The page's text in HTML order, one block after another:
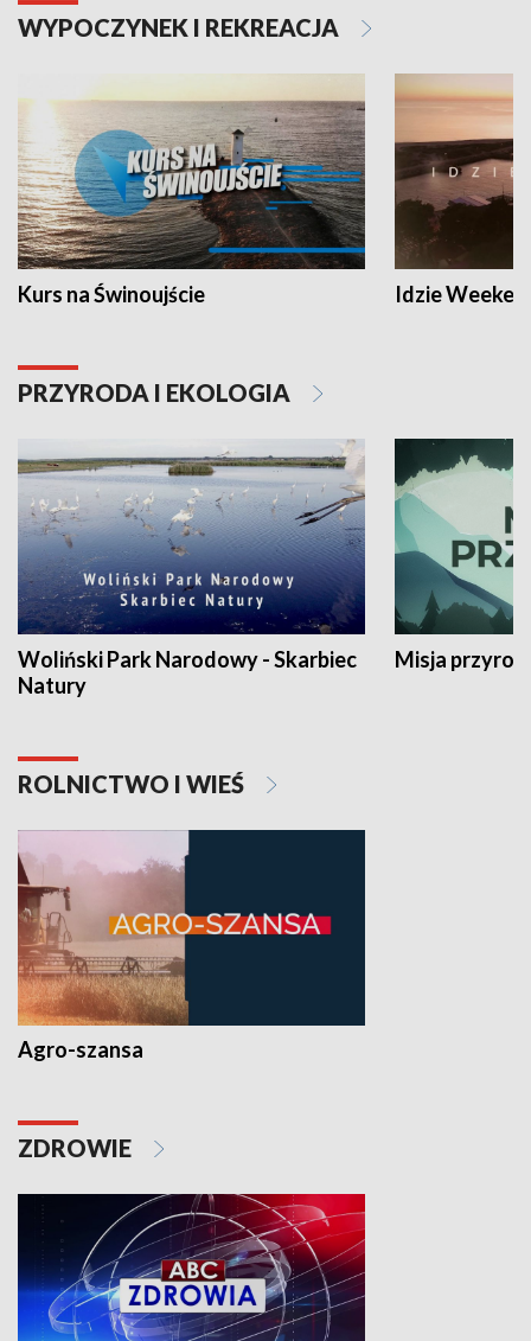
WYPOCZYNEK I REKREACJA
Kurs na Świnoujście Idzie
PRZYRODA I EKOLOGIA
Woliński Park Narodowy - Skarbiec
Natury
Misja
ROLNICTWO I WIEŚ
Agro-szansa
ZDROWIE